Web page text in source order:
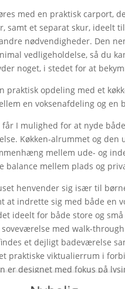
med en praktisk carport,
samt et separat skur, ideelt
nødvendigheder. Den
vedligeholdelse, så du
noget, i stedet for at
praktisk opdeling med et
en voksenafdeling og en
får I mulighed for at nyde
Køkken-alrummet og den
mellem ude- og
balance mellem plads og
henvender sig især til
at indrette sig med både en
ideelt for både store og
med walk-
et dejligt badeværelse
praktiske viktualierrum i
er designet med fokus på